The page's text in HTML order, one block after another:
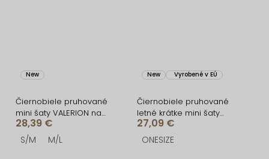
New
Čiernobiele pruhované
mini šaty VALERION na
ramienka
28,39 €
S/M M/L
New Vyrobené v EÚ
Čiernobiele pruhované
letné krátke mini šaty
BALUNE
27,09 €
ONESIZE